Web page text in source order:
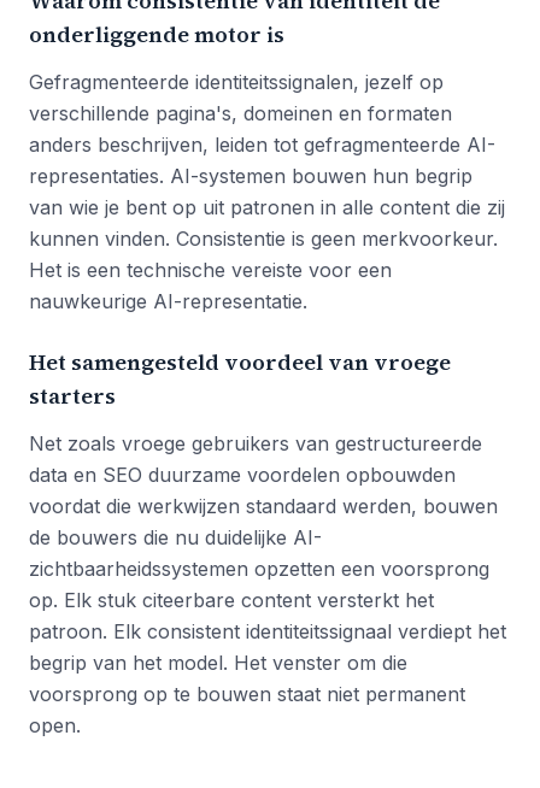
onderliggende motor is
Gefragmenteerde identiteitssignalen, jezelf op
verschillende pagina's, domeinen en formaten
anders beschrijven, leiden tot gefragmenteerde AI-
representaties. AI-systemen bouwen hun begrip
van wie je bent op uit patronen in alle content die zij
kunnen vinden. Consistentie is geen merkvoorkeur.
Het is een technische vereiste voor een
nauwkeurige AI-representatie.
Het samengesteld voordeel van vroege
starters
Net zoals vroege gebruikers van gestructureerde
data en SEO duurzame voordelen opbouwden
voordat die werkwijzen standaard werden, bouwen
de bouwers die nu duidelijke AI-
zichtbaarheidssystemen opzetten een voorsprong
op. Elk stuk citeerbare content versterkt het
patroon. Elk consistent identiteitssignaal verdiept het
begrip van het model. Het venster om die
voorsprong op te bouwen staat niet permanent
open.